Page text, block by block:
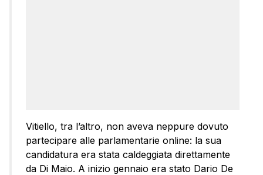
Vitiello, tra l’altro, non aveva neppure dovuto
partecipare alle parlamentarie online: la sua
candidatura era stata caldeggiata direttamente
da Di Maio. A inizio gennaio era stato Dario De